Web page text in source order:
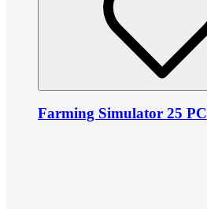
Farming Simulator 25 PC